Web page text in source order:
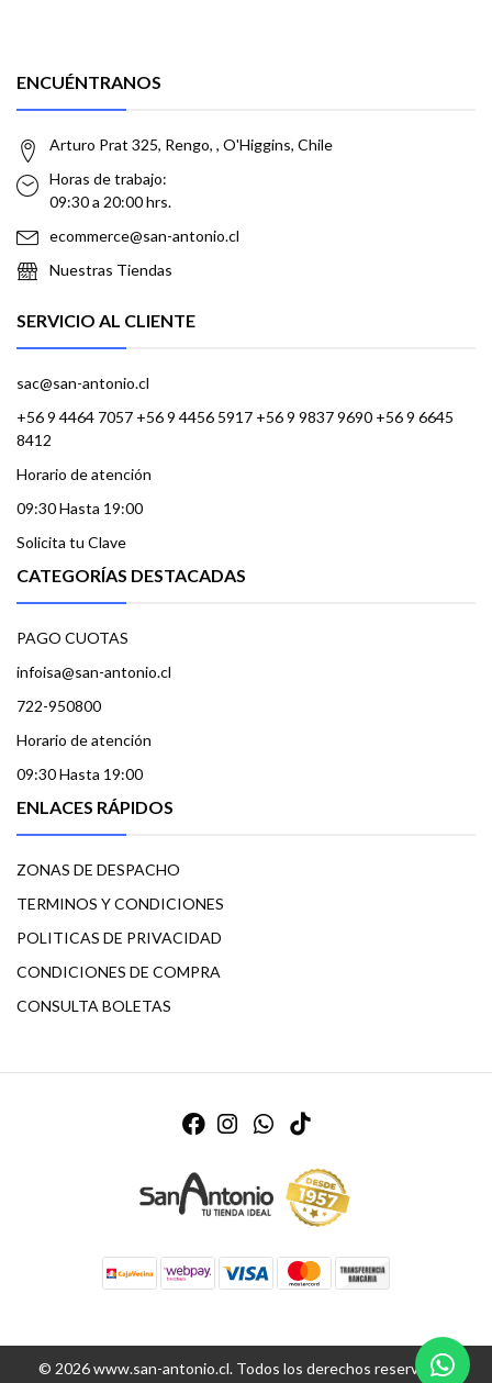
ENCUÉNTRANOS
Arturo Prat 325, Rengo, , O'Higgins, Chile
Horas de trabajo:
09:30 a 20:00 hrs.
ecommerce@san-antonio.cl
Nuestras Tiendas
SERVICIO AL CLIENTE
sac@san-antonio.cl
+56 9 4464 7057 +56 9 4456 5917 +56 9 9837 9690 +56 9 6645
8412
Horario de atención
09:30 Hasta 19:00
Solicita tu Clave
CATEGORÍAS DESTACADAS
PAGO CUOTAS
infoisa@san-antonio.cl
722-950800
Horario de atención
09:30 Hasta 19:00
ENLACES RÁPIDOS
ZONAS DE DESPACHO
TERMINOS Y CONDICIONES
POLITICAS DE PRIVACIDAD
CONDICIONES DE COMPRA
CONSULTA BOLETAS
© 2026 www.san-antonio.cl. Todos los derechos reservados.